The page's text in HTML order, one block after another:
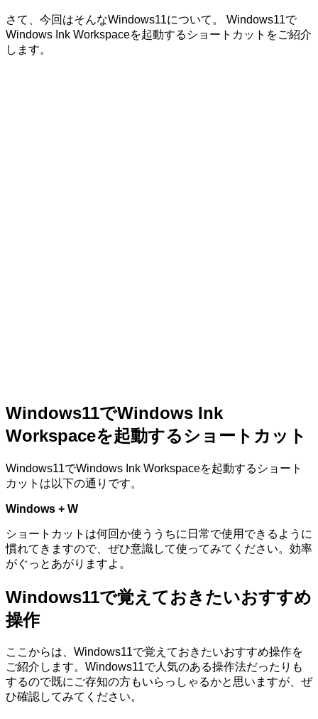
さて、今回はそんなWindows11について。 Windows11で
Windows Ink Workspaceを起動するショートカットをご紹介
します。
Windows11でWindows Ink
Workspaceを起動するショートカット
Windows11でWindows Ink Workspaceを起動するショート
カットは以下の通りです。
Windows + W
ショートカットは何回か使ううちに日常で使用できるように
慣れてきますので、ぜひ意識して使ってみてください。効率
がぐっとあがりますよ。
Windows11で覚えておきたいおすすめ
操作
ここからは、Windows11で覚えておきたいおすすめ操作を
ご紹介します。Windows11で人気のある操作法だったりも
するので既にご存知の方もいらっしゃるかと思いますが、ぜ
ひ確認してみてください。